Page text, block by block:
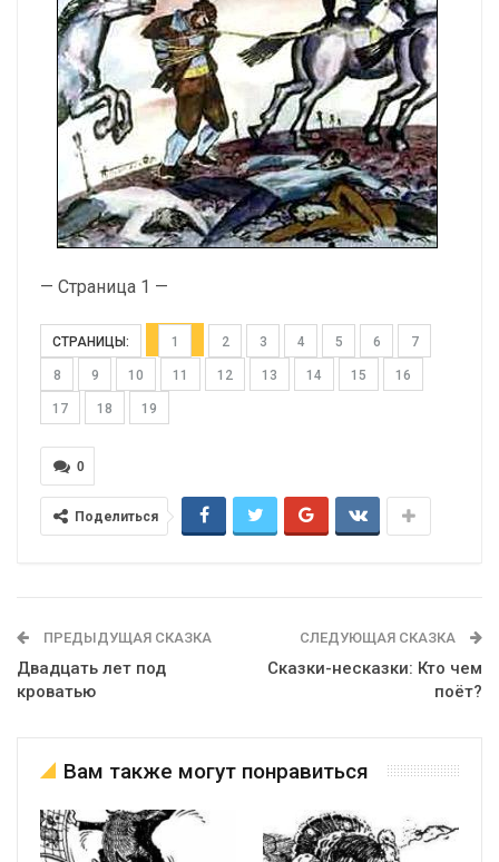
— Страница 1 —
СТРАНИЦЫ: 1 2 3 4 5 6 7
8 9 10 11 12 13 14 15 16
17 18 19
0
Поделиться
ПРЕДЫДУЩАЯ СКАЗКА
Двадцать лет под
кроватью
СЛЕДУЮЩАЯ СКАЗКА
Сказки-несказки: Кто чем
поёт?
Вам также могут понравиться